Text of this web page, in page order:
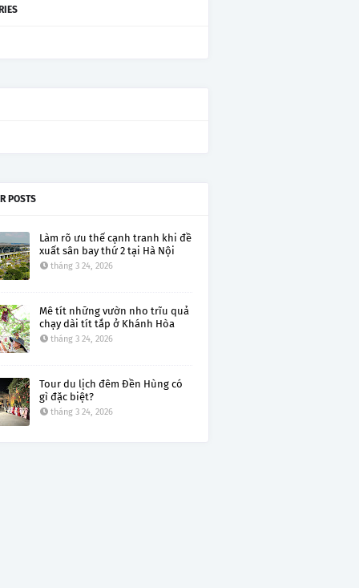
POSTS
Làm rõ ưu thế cạnh tranh khi đề
xuất sân bay thứ 2 tại Hà Nội
tháng 3 24, 2026
Mê tít những vườn nho trĩu quả
chạy dài tít tắp ở Khánh Hòa
tháng 3 24, 2026
Tour du lịch đêm Đền Hùng có
gì đặc biệt?
tháng 3 24, 2026